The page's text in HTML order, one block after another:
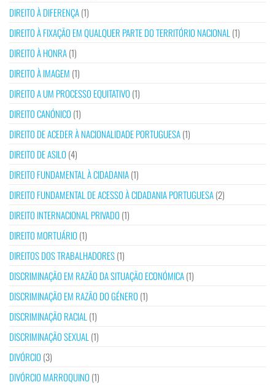
DIREITO À DIFERENÇA(1)
DIREITO À FIXAÇÃO EM QUALQUER PARTE DO TERRITÓRIO NACIONAL (1)
DIREITO À HONRA(1)
DIREITO À IMAGEM (1)
DIREITO A UM PROCESSO EQUITATIVO (1)
DIREITO CANÓNICO (1)
DIREITO DE ACEDER À NACIONALIDADE PORTUGUESA(1)
DIREITO DE ASILO (4)
DIREITO FUNDAMENTAL À CIDADANIA(1)
DIREITO FUNDAMENTAL DE ACESSO À CIDADANIA PORTUGUESA(2)
DIREITO INTERNACIONAL PRIVADO (1)
DIREITO MORTUÁRIO (1)
DIREITOS DOS TRABALHADORES(1)
DISCRIMINAÇÃO EM RAZÃO DA SITUAÇÃO ECONÓMICA(1)
DISCRIMINAÇÃO EM RAZÃO DO GÉNERO (1)
DISCRIMINAÇÃO RACIAL (1)
DISCRIMINAÇÃO SEXUAL (1)
DIVÓRCIO (3)
DIVÓRCIO MARROQUINO (1)